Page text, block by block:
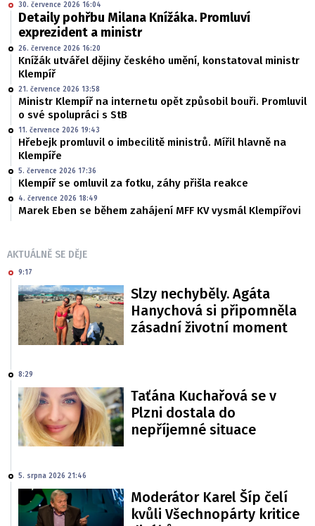
30. července 2026 16:04
Detaily pohřbu Milana Knížáka. Promluví
exprezident a ministr
26. července 2026 16:20
Knížák utvářel dějiny českého umění, konstatoval ministr
Klempíř
21. července 2026 13:58
Ministr Klempíř na internetu opět způsobil bouři. Promluvil
o své spolupráci s StB
11. července 2026 19:43
Hřebejk promluvil o imbecilitě ministrů. Mířil hlavně na
Klempíře
5. července 2026 17:36
Klempíř se omluvil za fotku, záhy přišla reakce
4. července 2026 18:49
Marek Eben se během zahájení MFF KV vysmál Klempířovi
AKTUÁLNĚ SE DĚJE
9:17
Slzy nechyběly. Agáta
Hanychová si připomněla
zásadní životní moment
8:29
Taťána Kuchařová se v
Plzni dostala do
nepříjemné situace
5. srpna 2026 21:46
Moderátor Karel Šíp čelí
kvůli Všechnopárty kritice